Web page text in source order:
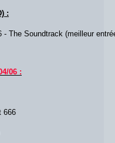
:
- The Soundtrack (meilleur
06 :
666